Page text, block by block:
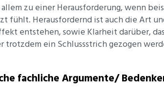
zu einer Herausforderung, wenn
fühlt. Herausfordernd ist auch die Art
entstehen, sowie Klarheit darüber,
trotzdem ein Schlussstrich gezogen
fachliche Argumente/